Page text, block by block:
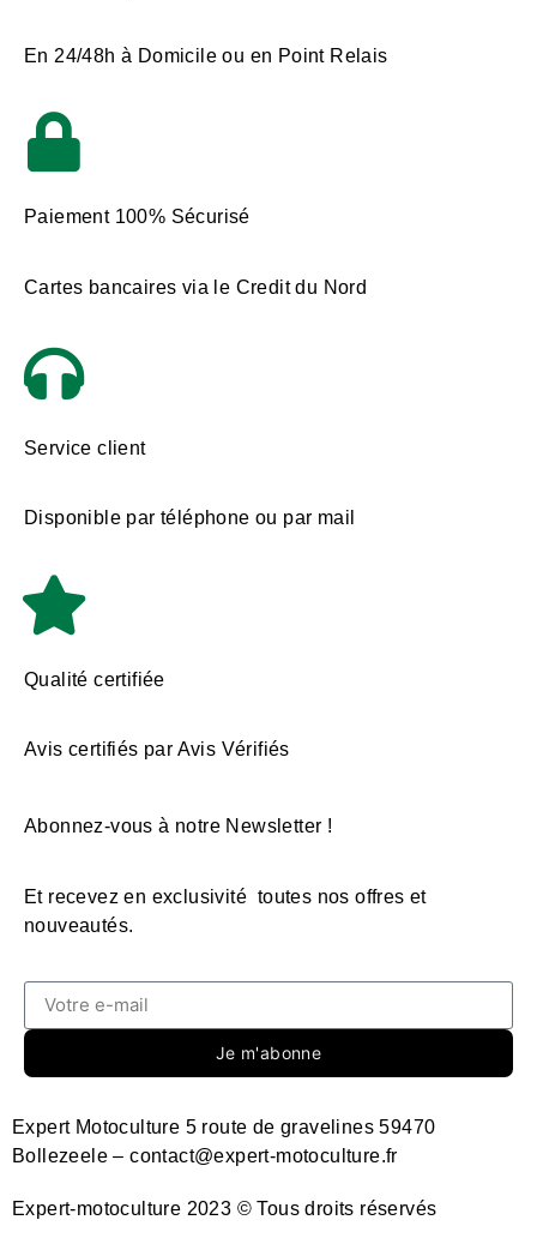
En 24/48h à Domicile ou en Point Relais
Paiement 100% Sécurisé
Cartes bancaires via le Credit du Nord
Service client
Disponible par téléphone ou par mail
Qualité certifiée
Avis certifiés par Avis Vérifiés
Abonnez-vous à notre Newsletter !
Et recevez en exclusivité toutes nos offres et
nouveautés.
Je m'abonne
Expert-motoculture 2023 © Tous droits réservés
Expert Motoculture 5 route de gravelines 59470
Bollezeele – contact@expert-motoculture.fr